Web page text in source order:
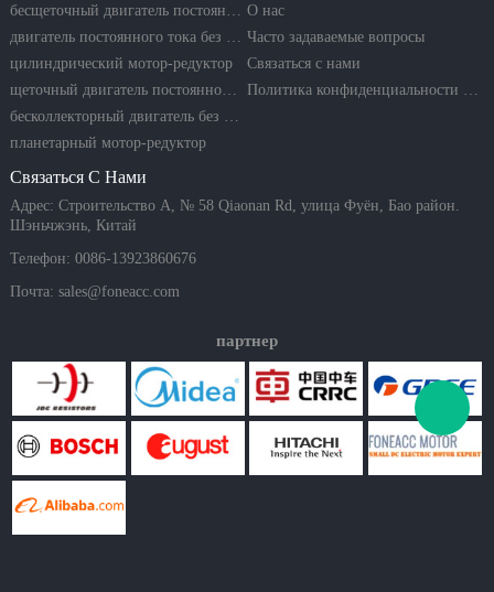
бесщеточный двигатель постоянного тока
двигатель постоянного тока без сердечника
цилиндрический мотор-редуктор
щеточный двигатель постоянного тока
бесколлекторный двигатель без сердечника
планетарный мотор-редуктор
О нас
Часто задаваемые вопросы
Связаться с нами
Политика конфиденциальности компании
Связаться С Нами
Адрес: Строительство A, № 58 Qiaonan Rd, улица Фуён, Бао район.
Шэньчжэнь, Китай
Телефон: 0086-13923860676
Почта: sales@foneacc.com
партнер